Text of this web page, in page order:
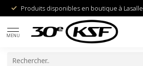
Produits disponibles en boutique à Lasalle
MENU